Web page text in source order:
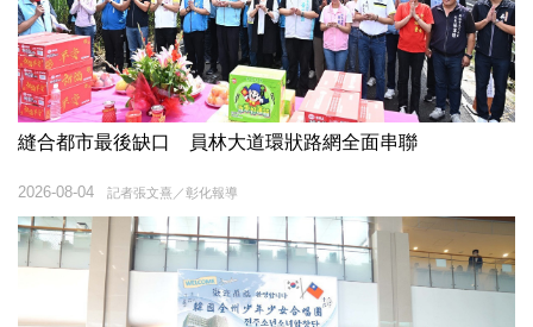
縫合都市最後缺口 員林大道環狀路網全面串聯
記者張文熹／彰化報導
2026-08-04